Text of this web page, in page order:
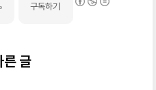
구독하기
글